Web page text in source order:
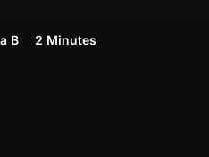
B 2 Minutes